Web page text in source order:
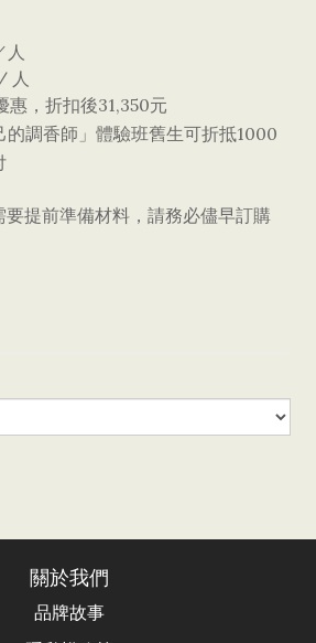
人
人
惠，折扣後31,350元
的調香師」體驗班舊生可折抵1000
提前準備材料，請務必儘早訂購
關於我們
品牌故事